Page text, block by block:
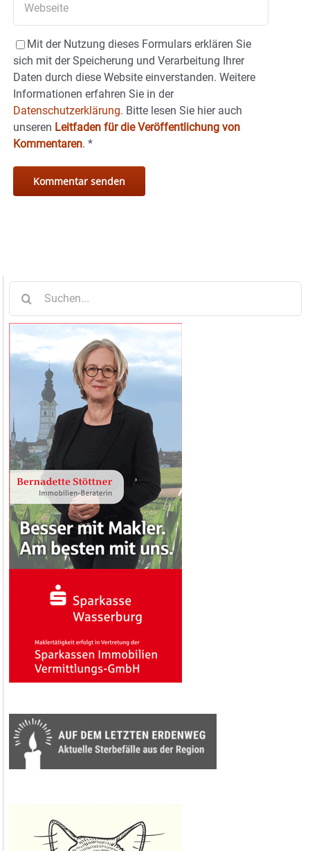
Mit der Nutzung dieses Formulars erklären Sie
sich mit der Speicherung und Verarbeitung Ihrer
Daten durch diese Website einverstanden. Weitere
Informationen erfahren Sie in der
Datenschutzerklärung. Bitte lesen Sie hier auch
unseren Leitfaden für die Veröffentlichung von
Kommentaren. *
nach: